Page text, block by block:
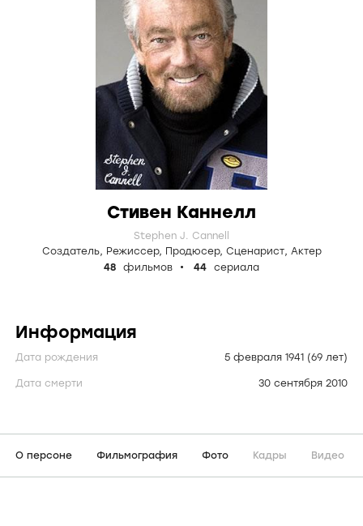
Стивен Каннелл
Stephen J. Cannell
Создатель, Режиссер, Продюсер, Сценарист, Актер
48
фильмов 44 сериала
Информация
Дата рождения 5 февраля 1941 (69 лет)
Дата смерти 30 сентября 2010
О персоне Фильмография Фото Кадры Видео